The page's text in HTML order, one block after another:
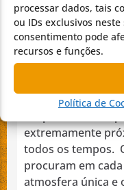
processar dados, tais
ou IDs exclusivos
consentimento pode
recursos e funções.
Política de
All Stars Radio
14 DE MAIO, 2024
Banda do Porto, A
portuguesa de
totalmente
extremamente
todos os tempos.
procuram em
atmosfera única e